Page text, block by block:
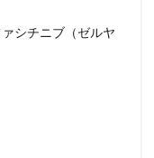
シチニブ（ゼルヤ